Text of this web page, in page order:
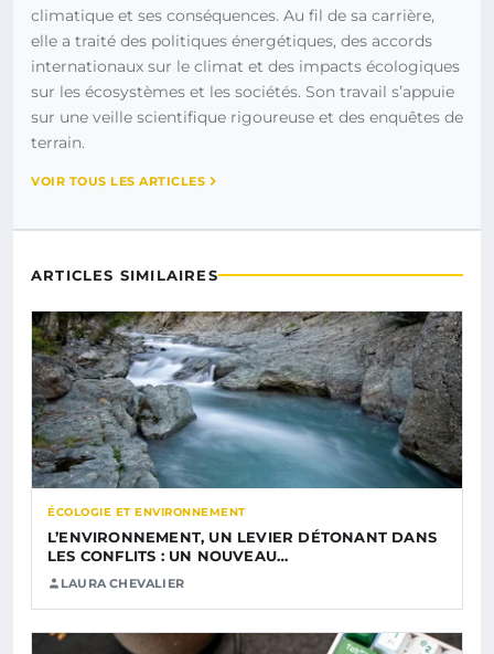
climatique et ses conséquences. Au fil de sa carrière,
elle a traité des politiques énergétiques, des accords
internationaux sur le climat et des impacts écologiques
sur les écosystèmes et les sociétés. Son travail s’appuie
sur une veille scientifique rigoureuse et des enquêtes de
terrain.
VOIR TOUS LES ARTICLES
ARTICLES SIMILAIRES
ÉCOLOGIE ET ENVIRONNEMENT
L’ENVIRONNEMENT, UN LEVIER DÉTONANT DANS
LES CONFLITS : UN NOUVEAU…
LAURA CHEVALIER